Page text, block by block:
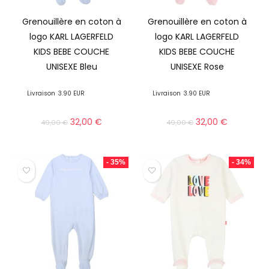
Grenouillère en coton à
logo KARL LAGERFELD
KIDS BEBE COUCHE
UNISEXE Bleu
Livraison 3.90 EUR
49,00€ 32,00€
Grenouillère en coton à
logo KARL LAGERFELD
KIDS BEBE COUCHE
UNISEXE Rose
Livraison 3.90 EUR
49,00€ 32,00€
- 35% - 34%